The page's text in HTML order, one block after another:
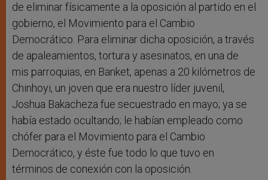
de eliminar físicamente a la oposición al partido en el
gobierno, el Movimiento para el Cambio
Democrático. Para eliminar dicha oposición, a través
de apaleamientos, tortura y asesinatos, en una de
mis parroquias, en Banket, apenas a 20 kilómetros de
Chinhoyi, un joven que era nuestro líder juvenil,
Joshua Bakacheza fue secuestrado en mayo; ya se
había estado ocultando; le habían empleado como
chófer para el Movimiento para el Cambio
Democrático, y éste fue todo lo que tuvo en
términos de conexión con la oposición.